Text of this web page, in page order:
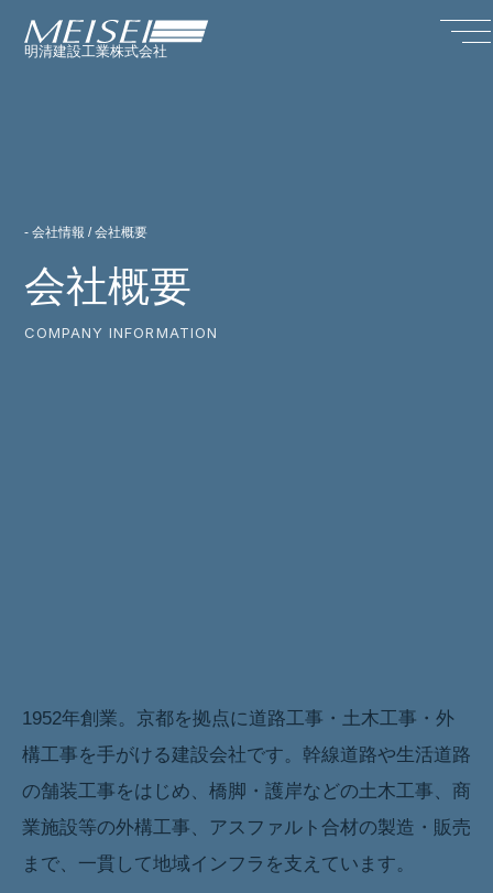
明清建設工業株式会社
- 会社情報 / 会社概要
会社概要
COMPANY INFORMATION
会社概要リード
1952年創業。京都を拠点に道路工事・土木工事・外
構工事を手がける建設会社です。幹線道路や生活道路
の舗装工事をはじめ、橋脚・護岸などの土木工事、商
業施設等の外構工事、アスファルト合材の製造・販売
まで、一貫して地域インフラを支えています。